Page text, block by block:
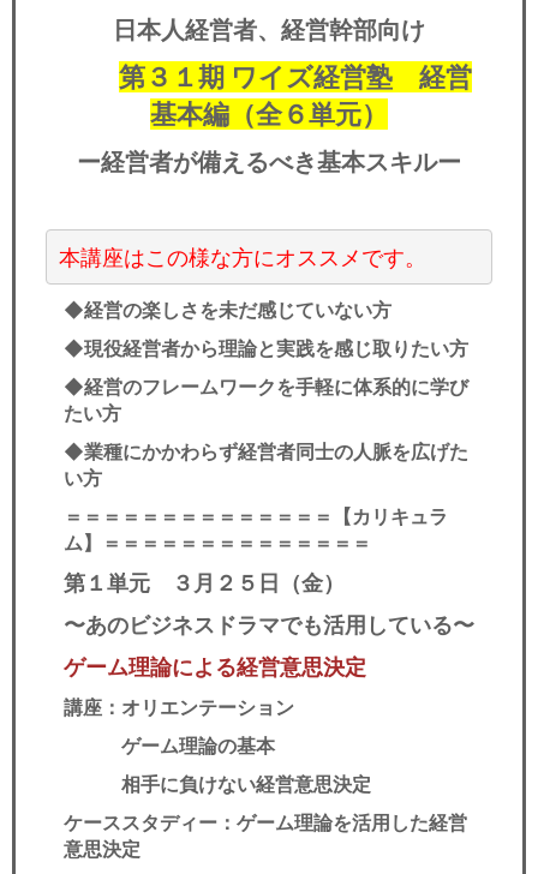
飲食店情報
日本人経営者、経営幹部向け
第３１期 ワイズ経営塾 経営
基本編（全６単元）
ー経営者が備えるべき基本スキルー
◆経営の楽しさを未だ感じていない方
◆現役経営者から理論と実践を感じ取りたい方
◆経営のフレームワークを手軽に体系的に学び
たい方
◆業種にかかわらず経営者同士の人脈を広げた
い方
＝＝＝＝＝＝＝＝＝＝＝＝＝＝
【カリキュラ
ム】
＝＝＝＝＝＝＝＝＝＝＝＝＝＝
第１単元 ３月２５日（金）
〜あのビジネスドラマでも活用している〜
ゲーム理論による経営意思決定
講座：オリエンテーション
ゲーム理論の基本
相手に負けない経営意思決定
ケーススタディー：ゲーム理論を活用した経営
意思決定